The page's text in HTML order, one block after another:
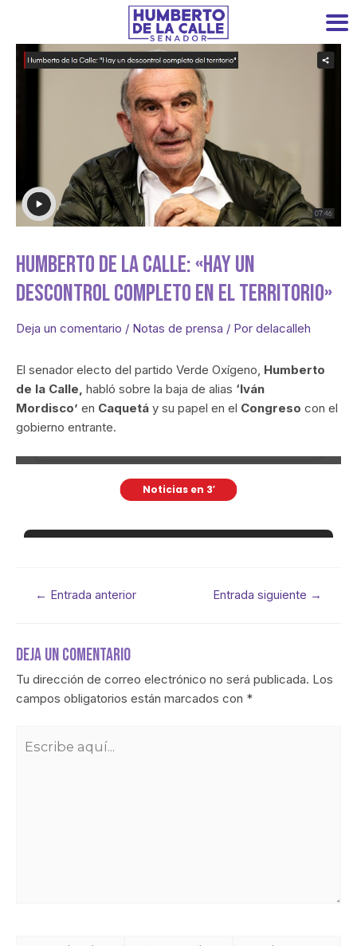
Humberto De La Calle: «Hay Un
Descontrol Completo En El Territorio»
Deja un comentario / Notas de prensa / Por delacalleh
El senador electo del partido Verde Oxígeno, Humberto
de la Calle, habló sobre la baja de alias ‘Iván
Mordisco’ en Caquetá y su papel en el Congreso con el
gobierno entrante.
← Entrada anterior Entrada siguiente →
Deja Un Comentario
Tu dirección de correo electrónico no será publicada. Los
campos obligatorios están marcados con *